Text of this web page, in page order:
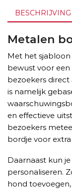
BESCHRIJVING
Metalen
Met het
bewust voor
bezoekers
is namelijk
en effectieve
bezoekers
bordje voor
Daarnaast kun
personaliseren.
hond